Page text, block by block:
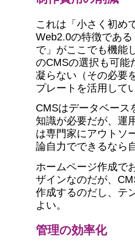
これは「小さく初め
Web2.0の特徴であ
で」がここでも機能
のCMSの選択も可能
凝らない（その必要
プレートを活用して
CMSはデータベース
知識が必要だが、運
は専門家にアウトソ
論自力でできるなら
ホームページ作成で
ザインなのだが、
作成するのだし、テ
よい。
管理の効率化